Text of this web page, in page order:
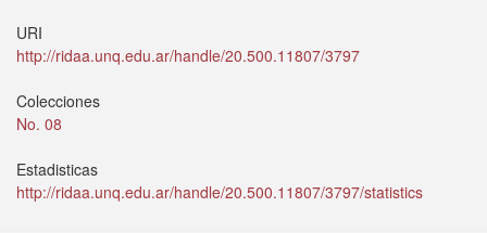
URI
http://ridaa.unq.edu.ar/handle/20.500.11807/3797
Colecciones
No. 08
Estadisticas
http://ridaa.unq.edu.ar/handle/20.500.11807/3797/statistics